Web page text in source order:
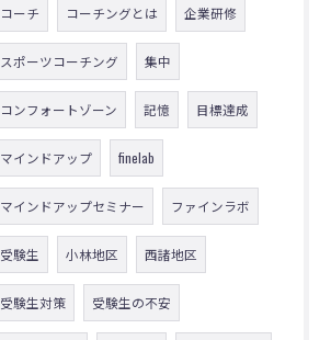
コーチ コーチングとは 企業研修
スポーツコーチング 集中
コンフォートゾーン 記憶 目標達成
マインドアップ finelab
マインドアップセミナー ファインラボ
受験生 小林地区 西諸地区
受験生対策 受験生の不安